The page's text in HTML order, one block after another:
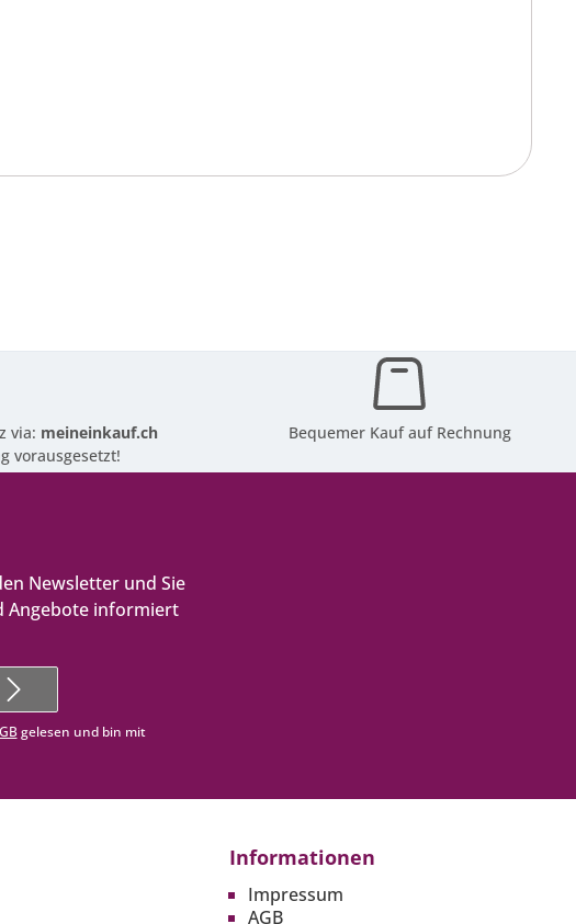
via: meineinkauf.ch
vorausgesetzt!
Bequemer Kauf auf Rechnung
Newsletter und Sie
Angebote informiert
gelesen und bin mit
Informationen
Impressum
AGB